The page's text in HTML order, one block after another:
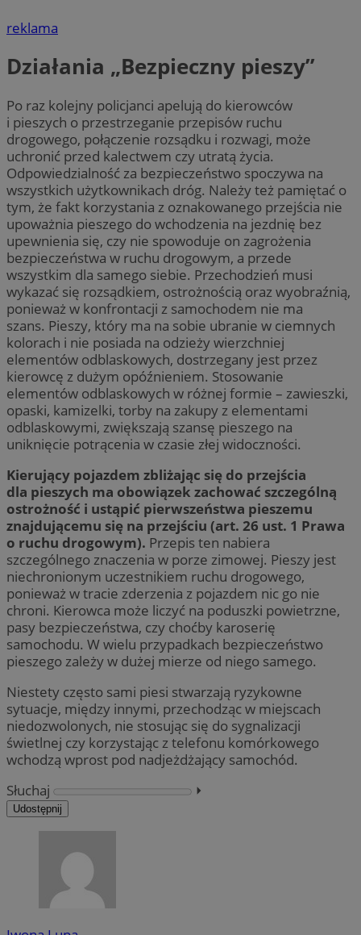
reklama
Działania „Bezpieczny pieszy”
Po raz kolejny policjanci apelują do kierowców
i pieszych o przestrzeganie przepisów ruchu
drogowego, połączenie rozsądku i rozwagi, może
uchronić przed kalectwem czy utratą życia.
Odpowiedzialność za bezpieczeństwo spoczywa na
wszystkich użytkownikach dróg. Należy też pamiętać o
tym, że fakt korzystania z oznakowanego przejścia nie
upoważnia pieszego do wchodzenia na jezdnię bez
upewnienia się, czy nie spowoduje on zagrożenia
bezpieczeństwa w ruchu drogowym, a przede
wszystkim dla samego siebie. Przechodzień musi
wykazać się rozsądkiem, ostrożnością oraz wyobraźnią,
ponieważ w konfrontacji z samochodem nie ma
szans. Pieszy, który ma na sobie ubranie w ciemnych
kolorach i nie posiada na odzieży wierzchniej
elementów odblaskowych, dostrzegany jest przez
kierowcę z dużym opóźnieniem. Stosowanie
elementów odblaskowych w różnej formie – zawieszki,
opaski, kamizelki, torby na zakupy z elementami
odblaskowymi, zwiększają szansę pieszego na
uniknięcie potrącenia w czasie złej widoczności.
Kierujący pojazdem zbliżając się do przejścia
dla pieszych ma obowiązek zachować szczególną
ostrożność i ustąpić pierwszeństwa pieszemu
znajdującemu się na przejściu (art. 26 ust. 1 Prawa
o ruchu drogowym). Przepis ten nabiera
szczególnego znaczenia w porze zimowej. Pieszy jest
niechronionym uczestnikiem ruchu drogowego,
ponieważ w tracie zderzenia z pojazdem nic go nie
chroni. Kierowca może liczyć na poduszki powietrzne,
pasy bezpieczeństwa, czy choćby karoserię
samochodu. W wielu przypadkach bezpieczeństwo
pieszego zależy w dużej mierze od niego samego.
Niestety często sami piesi stwarzają ryzykowne
sytuacje, między innymi, przechodząc w miejscach
niedozwolonych, nie stosując się do sygnalizacji
świetlnej czy korzystając z telefonu komórkowego
wchodzą wprost pod nadjeżdżający samochód.
Słuchaj
⏵︎
Udostępnij